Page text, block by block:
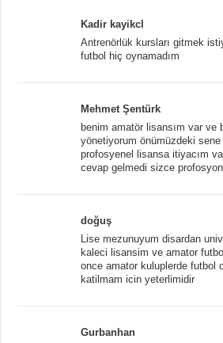
Kadir kayikcl
Antrenörlük kursları gitmek
futbol hiç oynamadım
Mehmet Şentürk
benim amatör lisansım var ve
yönetiyorum önümüzdeki
profosyenel lisansa itiyacım
cevap gelmedi sizce
doğuş
Lise mezunuyum disardan
kaleci lisansim ve amator
once amator kuluplerde futbol
katilmam icin yeterlimidir
Gurbanhan